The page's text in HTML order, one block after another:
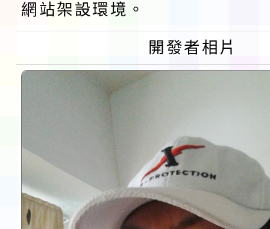
第3次招考代課鐘點教
告(不再辦理後續甄選)
檢送「桃園市115學年
賽實施要點」1份
本市「115學年度學生
程安排一案
「桃園市補助參觀特色
展演活動實施計畫」
請一案
網站架設環境。
開發者相片